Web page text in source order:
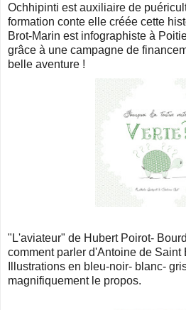
Ochhipinti est auxiliaire de
formation conte elle créée cette
Brot-Marin est infographiste à
grâce à une campagne de
belle aventure !
"L'aviateur" de Hubert Poirot-
comment parler d'Antoine de Saint
Illustrations en bleu-noir- blanc-
magnifiquement le propos.